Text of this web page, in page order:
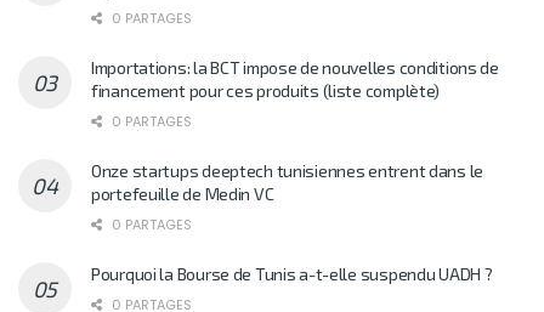
0 PARTAGES
Importations: la BCT impose de nouvelles conditions de
financement pour ces produits (liste complète)
0 PARTAGES
Onze startups deeptech tunisiennes entrent dans le
portefeuille de Medin VC
0 PARTAGES
Pourquoi la Bourse de Tunis a-t-elle suspendu UADH ?
0 PARTAGES